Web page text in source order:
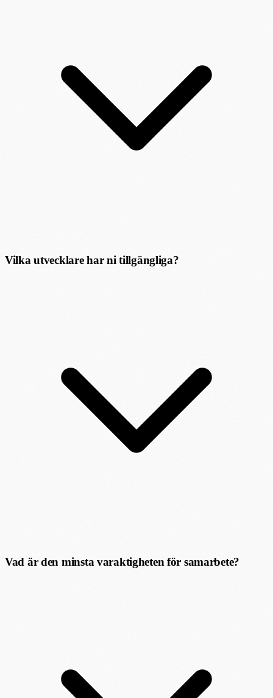
Vilka utvecklare har ni tillgängliga?
Vad är den minsta varaktigheten för samarbete?